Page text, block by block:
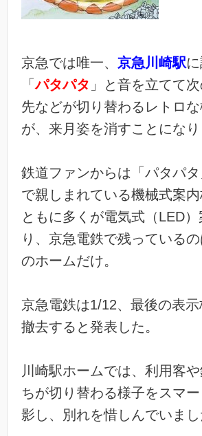
京急では唯一、 京急川崎駅
「パタパタ 」と音を立てて
先などが切り替わるレトロ
が、来月姿を消すことになり
鉄道ファンからは「パタパ
で親しまれている機械式案
ともに多くが電気式（LED
り、京急電鉄で残っている
のホームだけ。
京急電鉄は1/12、最後の表
撤去すると発表した。
川崎駅ホームでは、利用客
ちが切り替わる様子をスマ
影し、別れを惜しんでいまし